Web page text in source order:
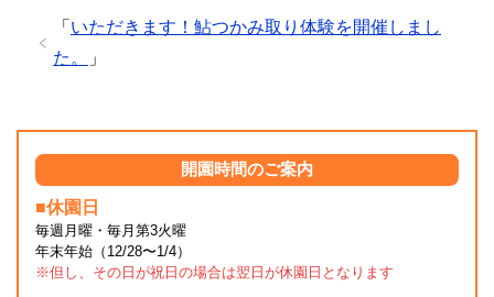
「 いただきます！鮎つかみ取り体験を開催しまし
た。
」
開園時間のご案内
■休園日
毎週月曜・毎月第3火曜
年末年始（12/28〜1/4）
※但し、その日が祝日の場合は翌日が休園日となります